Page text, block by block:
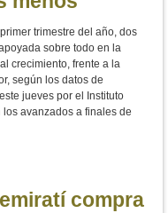
trimestre del año, dos
sobre todo en la
crecimiento, frente a la
según los datos de
jueves por el Instituto
avanzados a finales de
compra